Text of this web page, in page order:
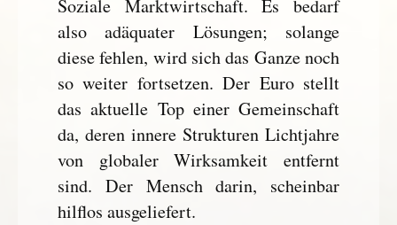
Soziale Marktwirtschaft. Es bedarf
also adäquater Lösungen; solange
diese fehlen, wird sich das Ganze noch
so weiter fortsetzen. Der Euro stellt
das aktuelle Top einer Gemeinschaft
da, deren innere Strukturen Lichtjahre
von globaler Wirksamkeit entfernt
sind. Der Mensch darin, scheinbar
hilflos ausgeliefert.